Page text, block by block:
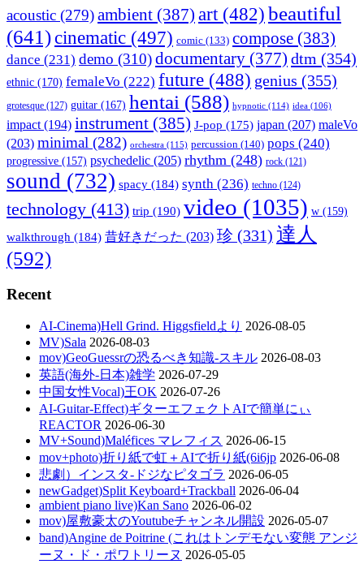
acoustic (279)ambient (387) art (482) beautiful
(641)cinematic (497) comic (133) compose (383)
dance (231) demo (310)documentary (377) dtm (354)
ethnic (170) femaleVo (222) future (488) genius (355)
grotesque (127) guitar (167) hentai (588) hypnotic (114) idea (106)
impact (194) instrument (385) J-pop (175) japan (207) maleVo
(203) minimal (282) orchestra (115) percussion (140) pops (240)
progressive (157) psychedelic (205) rhythm (248) rock (121)
sound (732) spacy (184) synth (236) techno (124)
technology (413) trip (190) video (1035) w (159)
walkthrough (184) 昔好きだった (203) 珍 (331) 達人
(592)
Recent
AI-Cinema)Hell Grind. Higgsfieldより 2026-08-05
MV)Sala 2026-08-03
mov)GeoGuessrの恐るべき知識-スキル 2026-08-03
英語(海外-日本)雑学 2026-07-29
中国女性Vocal)王OK 2026-07-26
AI-Guitar-Effect)ギターエフェクトAIで簡単にぃ
REACTOR 2026-06-30
MV+Sound)Maléfices マレフィス 2026-06-15
mov+photo)折り紙で虹＋AIで折り紙(6i6jp 2026-06-08
悲劇）インスタ-ドジなピタゴラ 2026-06-05
newGadget)Split Keyboard+Trackball 2026-06-04
ambient piano live)Kan Sano 2026-06-02
mov)屋敷豪太のYoutubeチャンネル開設 2026-05-07
band)Angine de Poitrine (これはトンデモない変態 アンジ
ーヌ・ド・ポワトリーヌ 2026-05-05